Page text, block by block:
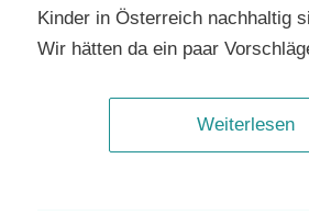
Kinder in Österreich nachhaltig
Wir hätten da ein paar
Weiterlesen